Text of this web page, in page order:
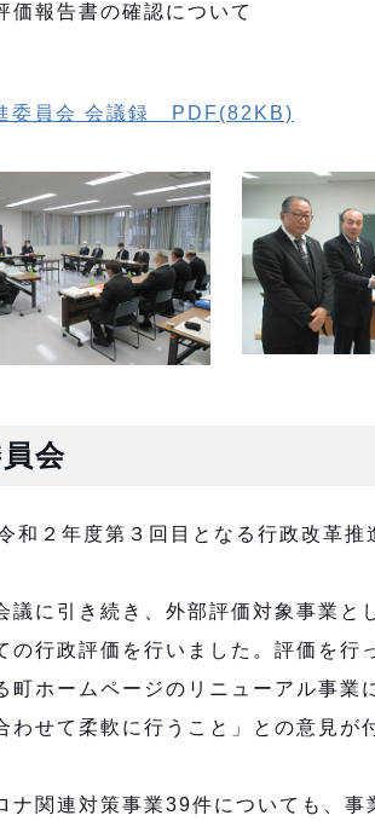
報告書の確認について
委員会 会議録 PDF(82KB)
会
２年度第３回目となる行政改革推
に引き続き、外部評価対象事業と
の行政評価を行いました。評価を行
町ホームページのリニューアル事業
わせて柔軟に行うこと」との意見が
関連対策事業39件についても、事